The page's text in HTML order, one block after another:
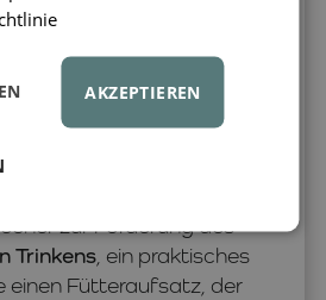
für die ersten
und sicheres
Das Set enthält die
Löffel, die dafür sorgt,
zur Förderung des
Trinkens, ein praktisches
einen Fütteraufsatz, der
AKZEPTIEREN